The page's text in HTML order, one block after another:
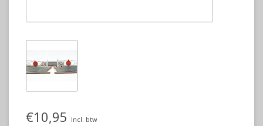
€10,95 Incl. btw